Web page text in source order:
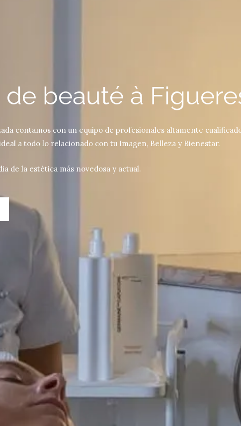
de beauté à
contamos con un equipo de profesionales altamente
a todo lo relacionado con tu Imagen, Belleza y Bienestar.
de la estética más novedosa y actual.